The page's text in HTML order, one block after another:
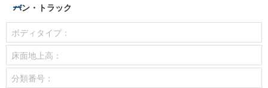
バン・トラック
ボディタイプ：
床面地上高：
分類番号：